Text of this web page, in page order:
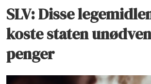
SLV: Disse
koste staten
penger